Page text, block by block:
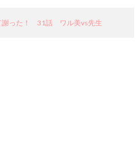
謝った！ 31話 ワル美vs先生